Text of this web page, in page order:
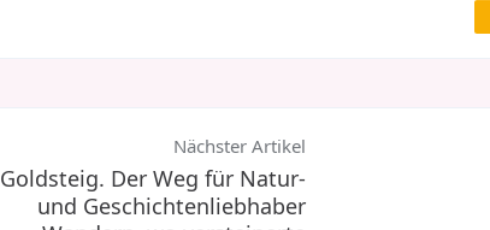
Nächster Artikel
Goldsteig. Der Weg für Natur-
und Geschichtenliebhaber